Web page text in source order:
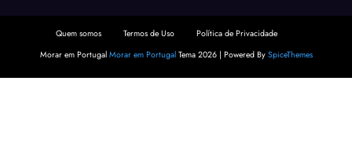
Quem somos Termos de Uso
Política de Privacidade
Morar em Portugal Morar em PortugalTema 2026 | Powered By SpiceThemes